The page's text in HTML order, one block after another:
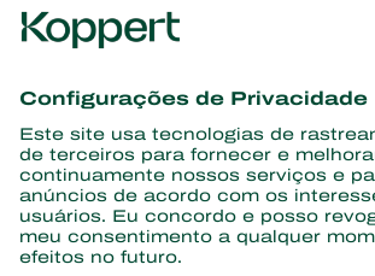
informações
Assine aqui
Parceiros com a natureza